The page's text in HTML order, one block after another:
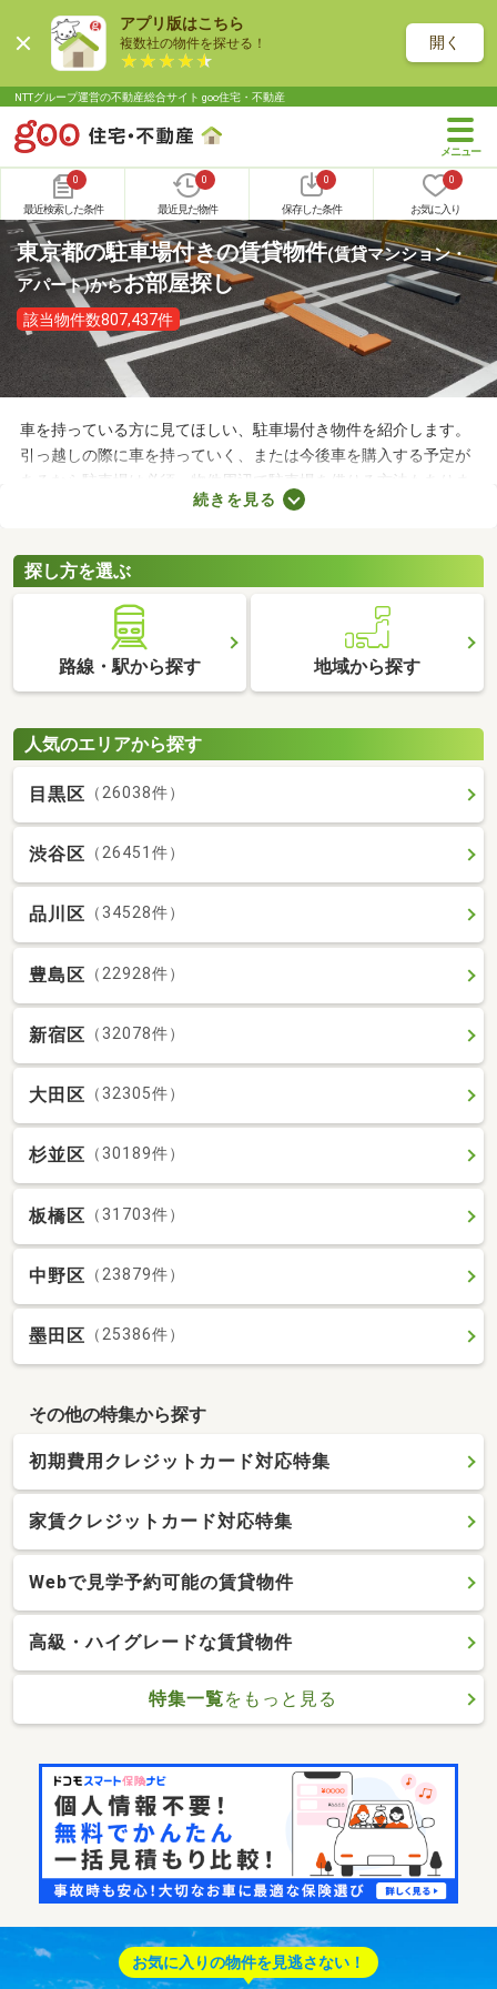
アプリ版はこちら
複数社の物件を探せる！ 開く
NTTグループ運営の不動産総合サイト goo住宅・不動産
0
最近検索した条件
0
最近見た物件
0
保存した条件
0
お気に入り
東京都の駐車場付きの賃貸物件(賃貸マンション・
アパート)からお部屋探し
該当物件数807,437件
車を持っている方に見てほしい、駐車場付き物件を紹介します。
引っ越しの際に車を持っていく、または今後車を購入する予定が
あるなら駐車場は必須。物件周辺で駐車場を借りる方法もありま
すが、月々の費用が割高になる恐れもあります。駐車場の費用を
気になるお部屋を探してみましょう。
続きを見る
探し方を選ぶ
路線・駅から探す 地域から探す
人気のエリアから探す
目黒区 （26038件）
渋谷区 （26451件）
品川区 （34528件）
豊島区 （22928件）
新宿区 （32078件）
大田区 （32305件）
杉並区 （30189件）
板橋区 （31703件）
中野区 （23879件）
墨田区 （25386件）
その他の特集から探す
初期費用クレジットカード対応特集
家賃クレジットカード対応特集
Webで見学予約可能の賃貸物件
高級・ハイグレードな賃貸物件
特集一覧をもっと見る
お気に入りの物件を見逃さない！